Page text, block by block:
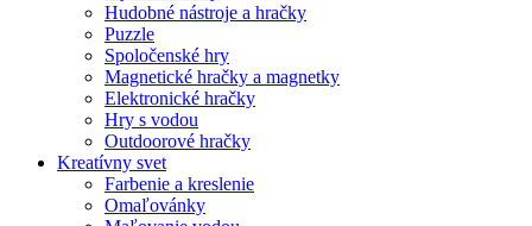
Hudobné nástroje a hračky
Puzzle
Spoločenské hry
Magnetické hračky a magnetky
Elektronické hračky
Hry s vodou
Outdoorové hračky
Kreatívny svet
Farbenie a kreslenie
Omaľovánky